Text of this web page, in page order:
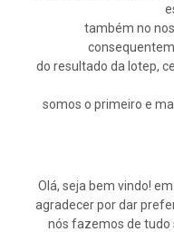
também no
do resultado da lotep,
somos o primeiro e
Olá, seja bem vindo!
agradecer por dar
nós fazemos de tudo